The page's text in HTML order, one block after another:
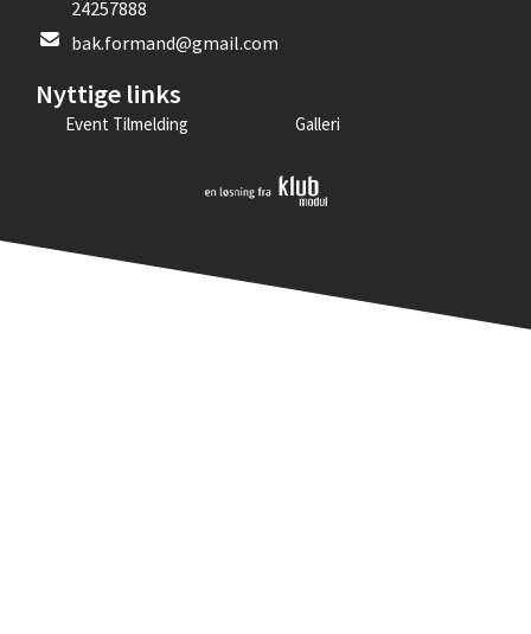
24257888
bak.formand@gmail.com
Nyttige links
Event Tilmelding Galleri